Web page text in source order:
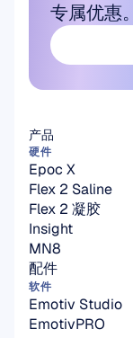
专属优惠。
产品
硬件
Epoc X
Flex 2 Saline
Flex 2 凝胶
Insight
MN8
配件
软件
Emotiv Studio
EmotivPRO